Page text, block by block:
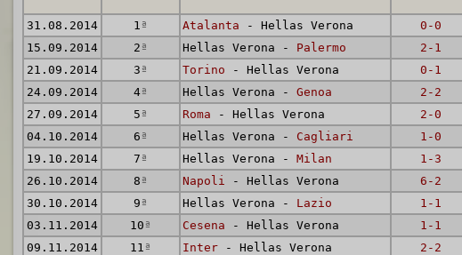
31.08.2014
1 ª Atalanta - Hellas Verona 0-0
15.09.2014
2 ª Hellas Verona - Palermo 2-1
21.09.2014
3 ª Torino - Hellas Verona 0-1
24.09.2014
4ª Hellas Verona - Genoa 2-2
27.09.2014
5 ª Roma - Hellas Verona 2-0
04.10.2014
6 ª Hellas Verona - Cagliari 1-0
19.10.2014
7 ª Hellas Verona - Milan 1-3
26.10.2014
8 ª Napoli - Hellas Verona 6-2
30.10.2014
9 ª Hellas Verona - Lazio 1-1
03.11.2014
10 ª Cesena - Hellas Verona 1-1
09.11.2014
11 ª Inter - Hellas Verona 2-2